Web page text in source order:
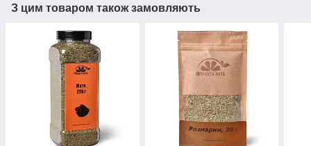
З цим товаром також замовляють